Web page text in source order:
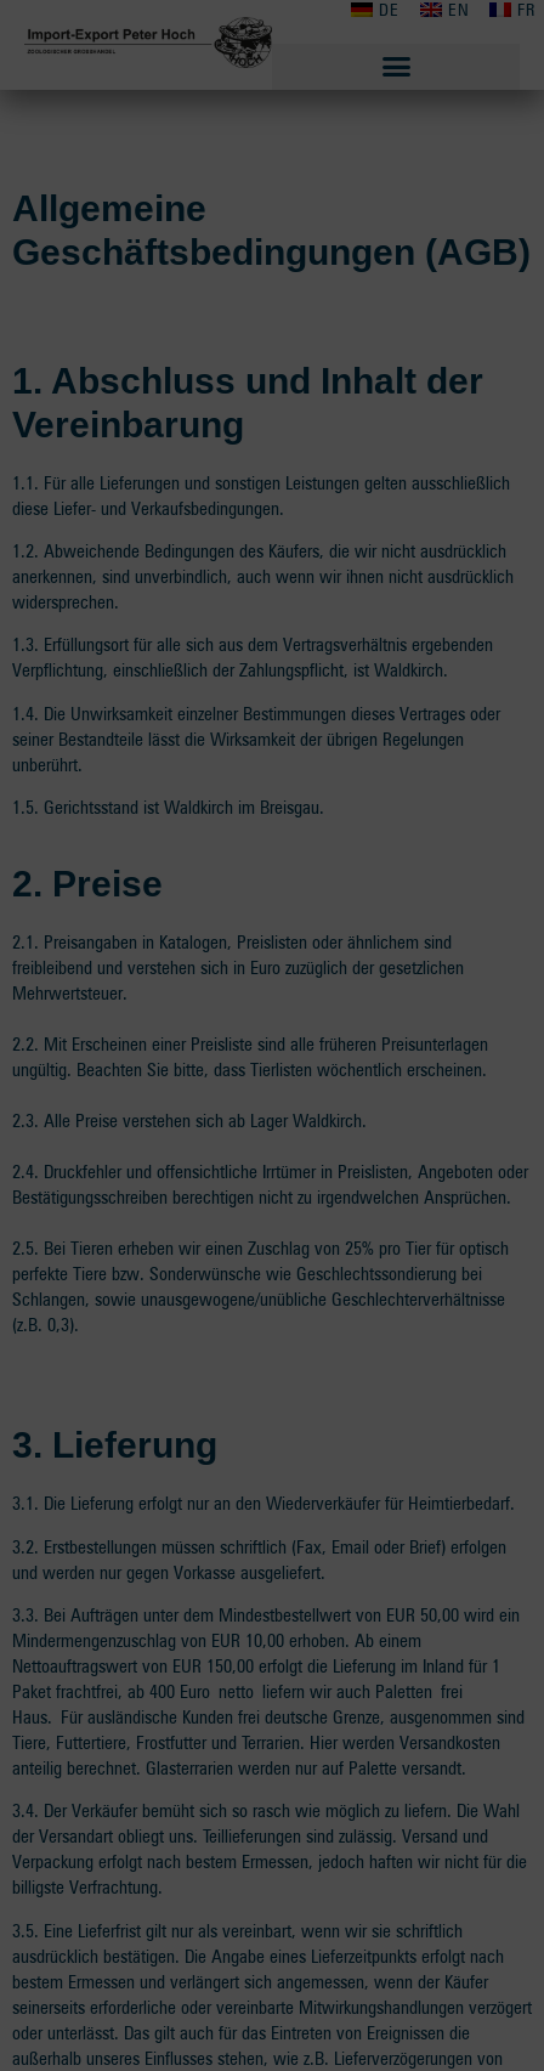
DE EN FR
Allgemeine
Geschäftsbedingungen (AGB)
1. Abschluss und Inhalt der
Vereinbarung
1.1. Für alle Lieferungen und sonstigen Leistungen gelten ausschließlich
diese Liefer- und Verkaufsbedingungen.
1.2. Abweichende Bedingungen des Käufers, die wir nicht ausdrücklich
anerkennen, sind unverbindlich, auch wenn wir ihnen nicht ausdrücklich
widersprechen.
1.3. Erfüllungsort für alle sich aus dem Vertragsverhältnis ergebenden
Verpflichtung, einschließlich der Zahlungspflicht, ist Waldkirch.
1.4. Die Unwirksamkeit einzelner Bestimmungen dieses Vertrages oder
seiner Bestandteile lässt die Wirksamkeit der übrigen Regelungen
unberührt.
1.5. Gerichtsstand ist Waldkirch im Breisgau.
2. Preise
2.1. Preisangaben in Katalogen, Preislisten oder ähnlichem sind
freibleibend und verstehen sich in Euro zuzüglich der gesetzlichen
Mehrwertsteuer.
2.2. Mit Erscheinen einer Preisliste sind alle früheren Preisunterlagen
ungültig. Beachten Sie bitte, dass Tierlisten wöchentlich erscheinen.
2.3. Alle Preise verstehen sich ab Lager Waldkirch.
2.4. Druckfehler und offensichtliche Irrtümer in Preislisten, Angeboten oder
Bestätigungsschreiben berechtigen nicht zu irgendwelchen Ansprüchen.
2.5. Bei Tieren erheben wir einen Zuschlag von 25% pro Tier für optisch
perfekte Tiere bzw. Sonderwünsche wie Geschlechtssondierung bei
Schlangen, sowie unausgewogene/unübliche Geschlechterverhältnisse
(z.B. 0,3).
3. Lieferung
3.1. Die Lieferung erfolgt nur an den Wiederverkäufer für Heimtierbedarf.
3.2. Erstbestellungen müssen schriftlich (Fax, Email oder Brief) erfolgen
und werden nur gegen Vorkasse ausgeliefert.
3.3. Bei Aufträgen unter dem Mindestbestellwert von EUR 50,00 wird ein
Mindermengenzuschlag von EUR 10,00 erhoben. Ab einem
Nettoauftragswert von EUR 150,00 erfolgt die Lieferung im Inland für 1
Paket frachtfrei, ab 400 Euro netto liefern wir auch Paletten frei
Haus. Für ausländische Kunden frei deutsche Grenze, ausgenommen sind
Tiere, Futtertiere, Frostfutter und Terrarien. Hier werden Versandkosten
anteilig berechnet. Glasterrarien werden nur auf Palette versandt.
3.4. Der Verkäufer bemüht sich so rasch wie möglich zu liefern. Die Wahl
der Versandart obliegt uns. Teillieferungen sind zulässig. Versand und
Verpackung erfolgt nach bestem Ermessen, jedoch haften wir nicht für die
billigste Verfrachtung.
3.5. Eine Lieferfrist gilt nur als vereinbart, wenn wir sie schriftlich
ausdrücklich bestätigen. Die Angabe eines Lieferzeitpunkts erfolgt nach
bestem Ermessen und verlängert sich angemessen, wenn der Käufer
seinerseits erforderliche oder vereinbarte Mitwirkungshandlungen verzögert
oder unterlässt. Das gilt auch für das Eintreten von Ereignissen die
außerhalb unseres Einflusses stehen, wie z.B. Lieferverzögerungen von